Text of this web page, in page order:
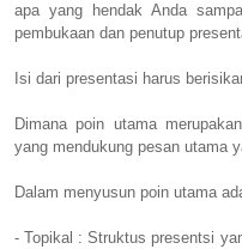
apa yang hendak Anda
pembukaan dan penutup
Isi dari presentasi harus
Dimana poin utama
yang mendukung pesan utama
Dalam menyusun poin utama
- Topikal : Struktus presentsi